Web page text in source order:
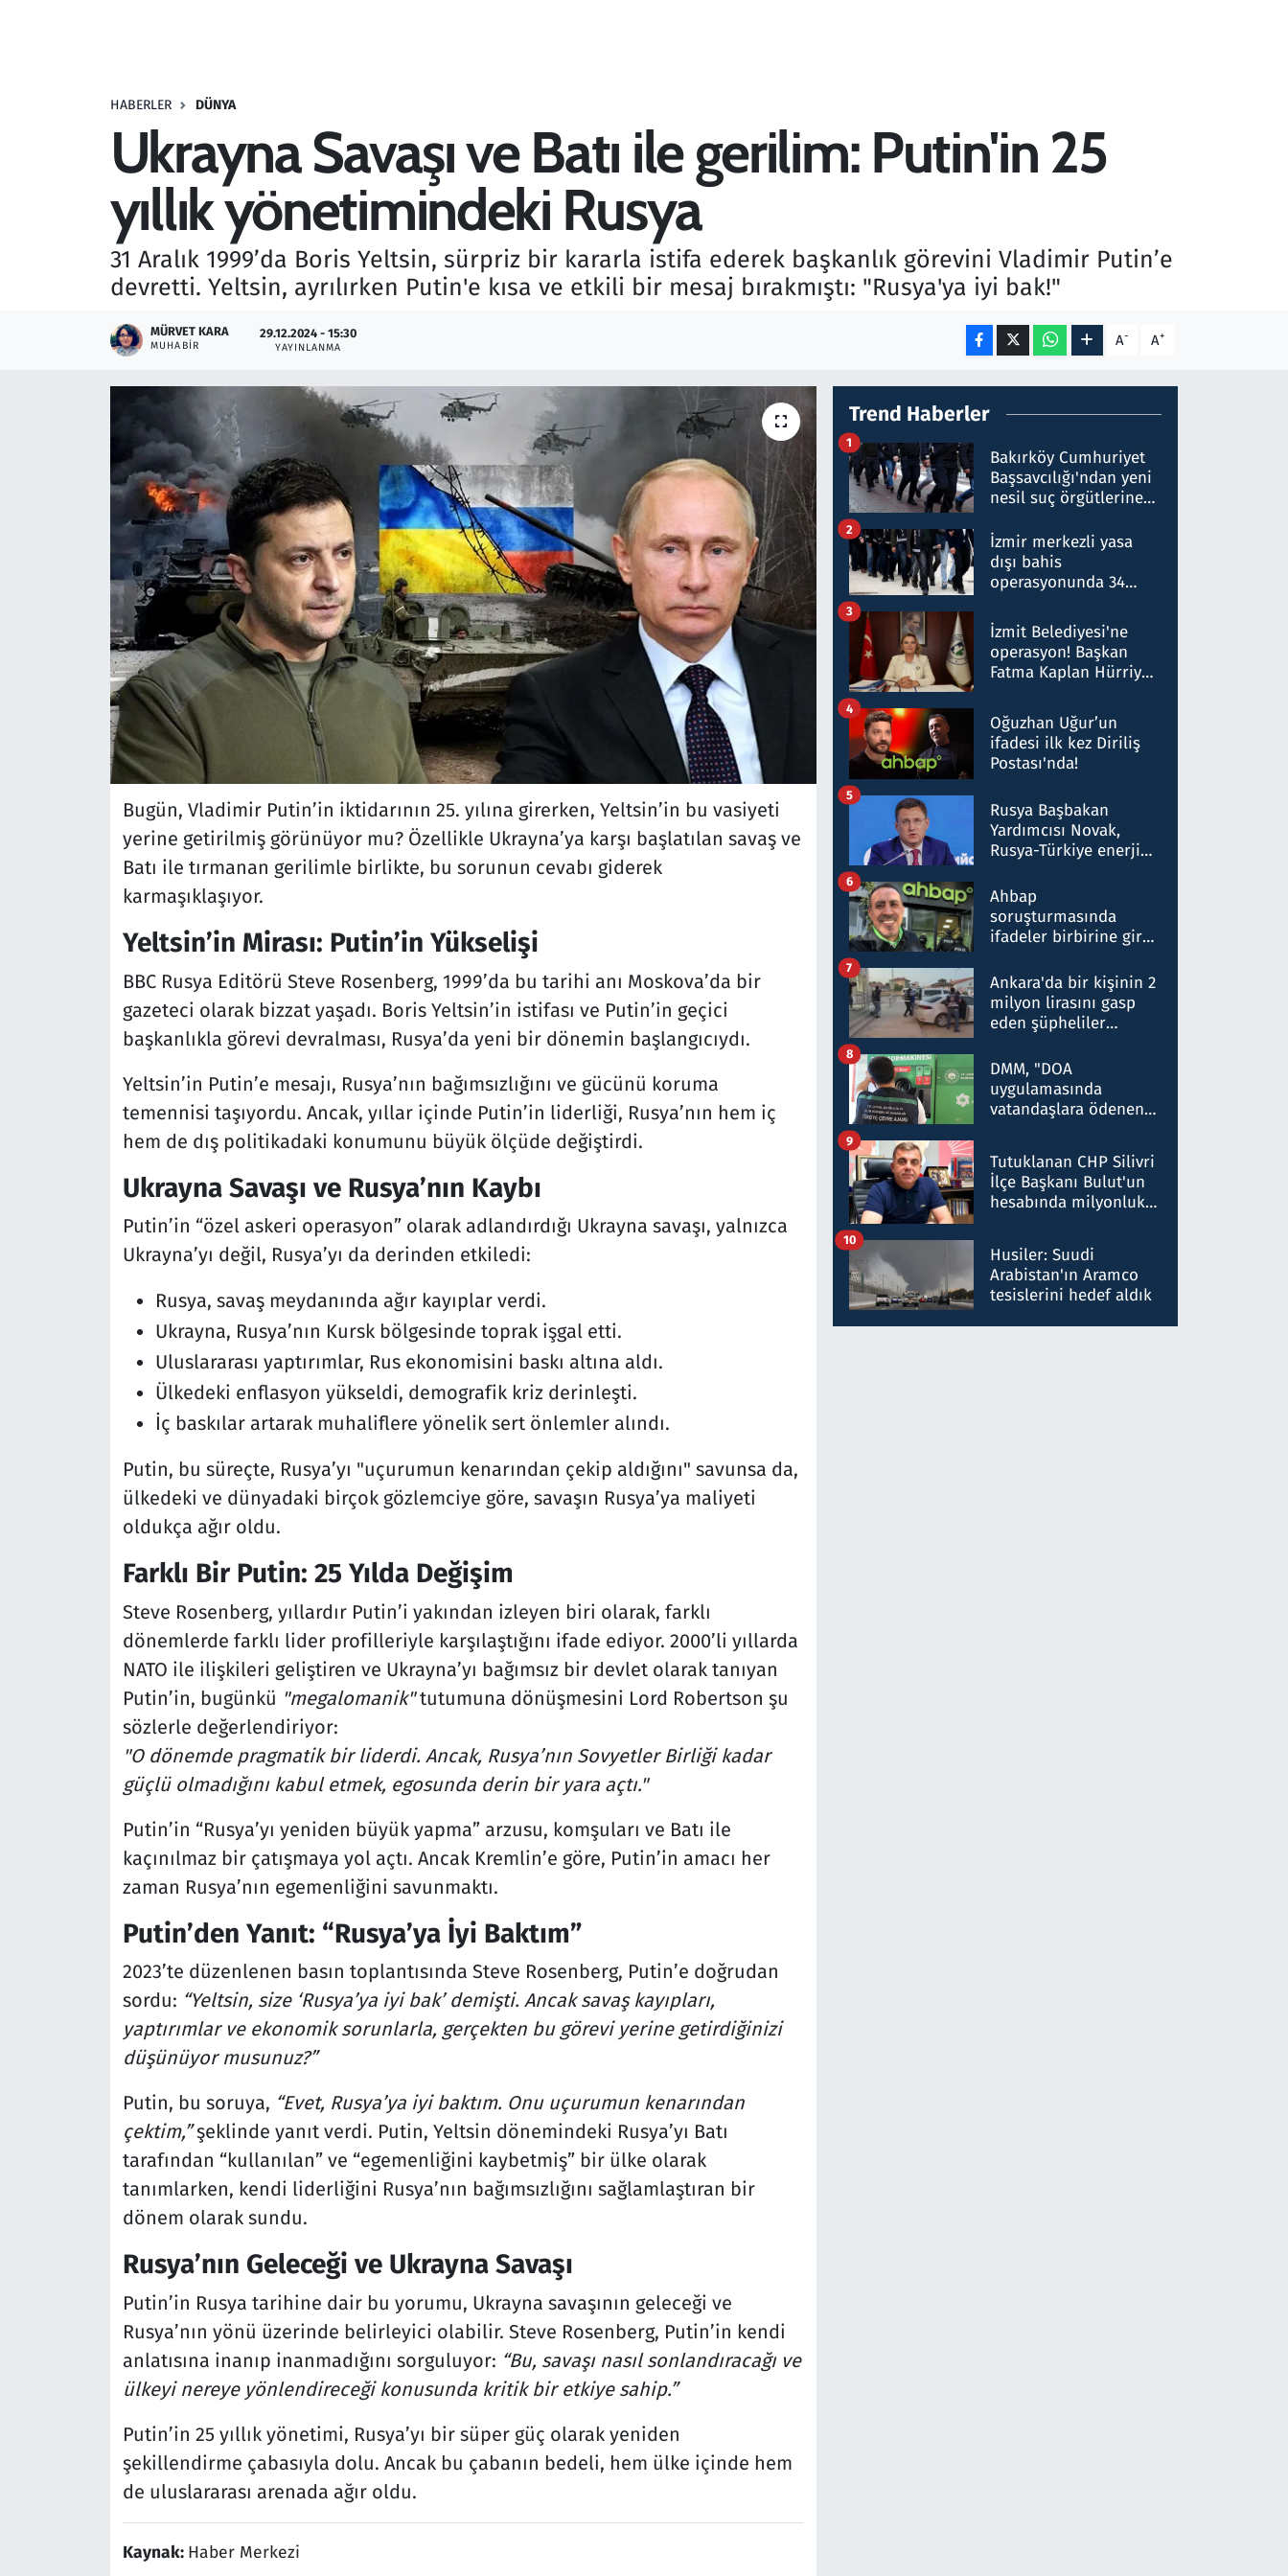
HABERLER DÜNYA
Ukrayna Savaşı ve Batı ile gerilim: Putin'in 25
yıllık yönetimindeki Rusya
31 Aralık 1999’da Boris Yeltsin, sürpriz bir kararla istifa ederek başkanlık görevini Vladimir Putin’e
devretti. Yeltsin, ayrılırken Putin'e kısa ve etkili bir mesaj bırakmıştı: "Rusya'ya iyi bak!"
MÜRVET KARA
MUHABIR
29.12.2024 - 15:30
YAYINLANMA A- A+
Bugün, Vladimir Putin’in iktidarının 25. yılına girerken, Yeltsin’in bu vasiyeti
yerine getirilmiş görünüyor mu? Özellikle Ukrayna’ya karşı başlatılan savaş ve
Batı ile tırmanan gerilimle birlikte, bu sorunun cevabı giderek
karmaşıklaşıyor.
Yeltsin’in Mirası: Putin’in Yükselişi
BBC Rusya Editörü Steve Rosenberg, 1999’da bu tarihi anı Moskova’da bir
gazeteci olarak bizzat yaşadı. Boris Yeltsin’in istifası ve Putin’in geçici
başkanlıkla görevi devralması, Rusya’da yeni bir dönemin başlangıcıydı.
Yeltsin’in Putin’e mesajı, Rusya’nın bağımsızlığını ve gücünü koruma
temennisi taşıyordu. Ancak, yıllar içinde Putin’in liderliği, Rusya’nın hem iç
hem de dış politikadaki konumunu büyük ölçüde değiştirdi.
Ukrayna Savaşı ve Rusya’nın Kaybı
Putin’in “özel askeri operasyon” olarak adlandırdığı Ukrayna savaşı, yalnızca
Ukrayna’yı değil, Rusya’yı da derinden etkiledi:
Rusya, savaş meydanında ağır kayıplar verdi.
Ukrayna, Rusya’nın Kursk bölgesinde toprak işgal etti.
Uluslararası yaptırımlar, Rus ekonomisini baskı altına aldı.
Ülkedeki enflasyon yükseldi, demografik kriz derinleşti.
İç baskılar artarak muhaliflere yönelik sert önlemler alındı.
Putin, bu süreçte, Rusya’yı "uçurumun kenarından çekip aldığını" savunsa da,
ülkedeki ve dünyadaki birçok gözlemciye göre, savaşın Rusya’ya maliyeti
oldukça ağır oldu.
Farklı Bir Putin: 25 Yılda Değişim
Steve Rosenberg, yıllardır Putin’i yakından izleyen biri olarak, farklı
dönemlerde farklı lider profilleriyle karşılaştığını ifade ediyor. 2000’li yıllarda
NATO ile ilişkileri geliştiren ve Ukrayna’yı bağımsız bir devlet olarak tanıyan
Putin’in, bugünkü "megalomanik"tutumuna dönüşmesini Lord Robertson şu
sözlerle değerlendiriyor:
"O dönemde pragmatik bir liderdi. Ancak, Rusya’nın Sovyetler Birliği kadar
güçlü olmadığını kabul etmek, egosunda derin bir yara açtı."
Putin’in “Rusya’yı yeniden büyük yapma” arzusu, komşuları ve Batı ile
kaçınılmaz bir çatışmaya yol açtı. Ancak Kremlin’e göre, Putin’in amacı her
zaman Rusya’nın egemenliğini savunmaktı.
Putin’den Yanıt: “Rusya’ya İyi Baktım”
2023’te düzenlenen basın toplantısında Steve Rosenberg, Putin’e doğrudan
sordu: “Yeltsin, size ‘Rusya’ya iyi bak’ demişti. Ancak savaş kayıpları,
yaptırımlar ve ekonomik sorunlarla, gerçekten bu görevi yerine getirdiğinizi
düşünüyor musunuz?”
Putin, bu soruya, “Evet, Rusya’ya iyi baktım. Onu uçurumun kenarından
çektim,”şeklinde yanıt verdi. Putin, Yeltsin dönemindeki Rusya’yı Batı
tarafından “kullanılan” ve “egemenliğini kaybetmiş” bir ülke olarak
tanımlarken, kendi liderliğini Rusya’nın bağımsızlığını sağlamlaştıran bir
dönem olarak sundu.
Rusya’nın Geleceği ve Ukrayna Savaşı
Putin’in Rusya tarihine dair bu yorumu, Ukrayna savaşının geleceği ve
Rusya’nın yönü üzerinde belirleyici olabilir. Steve Rosenberg, Putin’in kendi
anlatısına inanıp inanmadığını sorguluyor: “Bu, savaşı nasıl sonlandıracağı ve
ülkeyi nereye yönlendireceği konusunda kritik bir etkiye sahip.”
Putin’in 25 yıllık yönetimi, Rusya’yı bir süper güç olarak yeniden
şekillendirme çabasıyla dolu. Ancak bu çabanın bedeli, hem ülke içinde hem
de uluslararası arenada ağır oldu.
Kaynak: Haber Merkezi
Trend Haberler
Bakırköy Cumhuriyet
Başsavcılığı'ndan yeni
nesil suç örgütlerine
hakkında gözaltı kararı
1
İzmir merkezli yasa
dışı bahis
operasyonunda 34
Milyar liralık para
trafiği tespit edildi
2
İzmit Belediyesi'ne
operasyon! Başkan
Fatma Kaplan Hürriyet
3
Oğuzhan Uğur’un
ifadesi ilk kez Diriliş
Postası'nda!
4
Rusya Başbakan
Yardımcısı Novak,
Rusya-Türkiye enerji
nitelikte olduğunu
belirtti
5
Ahbap
soruşturmasında
ifadeler birbirine girdi:
ifadelerinden ortaya
çıkan tablo şok etti
6
Ankara'da bir kişinin 2
milyon lirasını gasp
eden şüpheliler
7
DMM, "DOA
uygulamasında
vatandaşlara ödenen
düşürüldüğü" iddiasını
yalanladı
8
Tutuklanan CHP Silivri
İlçe Başkanı Bulut'un
hesabında milyonluk
talimat verdi, ben
gönderdim
9
Husiler: Suudi
Arabistan'ın Aramco
tesislerini hedef aldık
10
Savunma Sanayi
Seçim 2023
Teknoloji ve Bilim
Televizyon